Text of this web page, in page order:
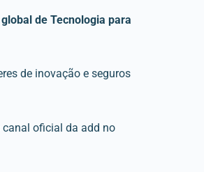
de Tecnologia para
de inovação e seguros
canal oficial da add no